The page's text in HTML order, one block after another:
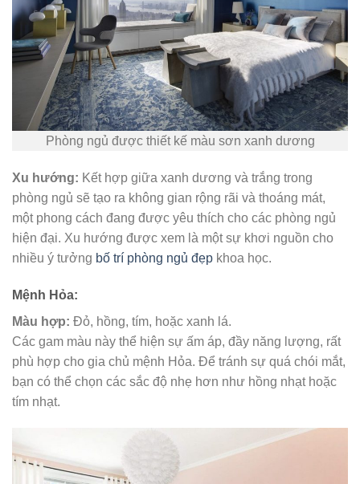
Phòng ngủ được thiết kế màu sơn xanh dương
Xu hướng: Kết hợp giữa xanh dương và trắng trong
phòng ngủ sẽ tạo ra không gian rộng rãi và thoáng mát,
một phong cách đang được yêu thích cho các phòng ngủ
hiện đại. Xu hướng được xem là một sự khơi nguồn cho
nhiều ý tưởng bố trí phòng ngủ đẹp khoa học.
Mệnh Hỏa:
Màu hợp: Đỏ, hồng, tím, hoặc xanh lá.
Các gam màu này thể hiện sự ấm áp, đầy năng lượng, rất
phù hợp cho gia chủ mệnh Hỏa. Để tránh sự quá chói mắt,
bạn có thể chọn các sắc độ nhẹ hơn như hồng nhạt hoặc
tím nhạt.